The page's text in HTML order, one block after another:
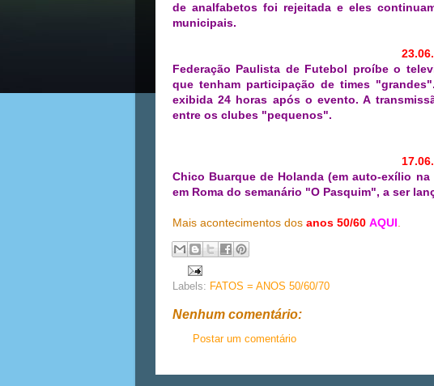
de analfabetos foi rejeitada e eles
municipais.
Federação Paulista de Futebol proíbe o
que tenham participação de times
exibida 24 horas após o evento. A
entre os clubes "pequenos".
Chico Buarque de Holanda (em auto-exílio
em Roma do semanário "O Pasquim", a ser
Mais acontecimentos dos anos 50/60 AQUI.
Labels: FATOS = ANOS 50/60/70
Nenhum comentário:
Postar um comentário